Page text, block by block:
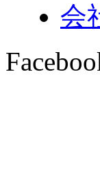
会